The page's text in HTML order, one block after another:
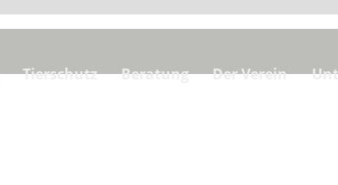
Tierschutz Beratung Der Verein